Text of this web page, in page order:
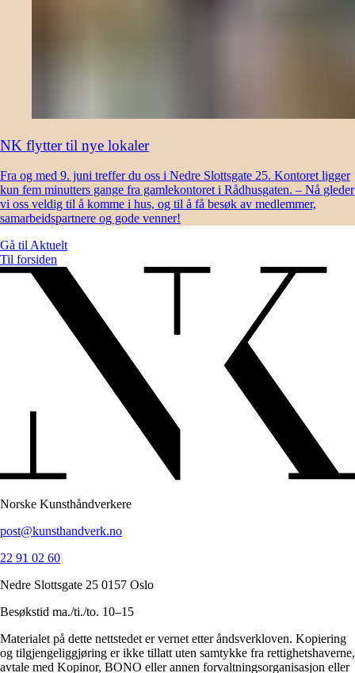
NK flytter til nye lokaler
Fra og med 9. juni treffer du oss i Nedre Slottsgate 25. Kontoret ligger
kun fem minutters gange fra gamlekontoret i Rådhusgaten. – Nå gleder
vi oss veldig til å komme i hus, og til å få besøk av medlemmer,
samarbeidspartnere og gode venner!
Gå til Aktuelt
Til forsiden
Norske Kunsthåndverkere
post@kunsthandverk.no
22 91 02 60
Nedre Slottsgate 25 0157 Oslo
Besøkstid ma./ti./to. 10–15
Materialet på dette nettstedet er vernet etter åndsverkloven. Kopiering
og tilgjengeliggjøring er ikke tillatt uten samtykke fra rettighetshaverne,
avtale med Kopinor, BONO eller annen forvaltningsorganisasjon eller